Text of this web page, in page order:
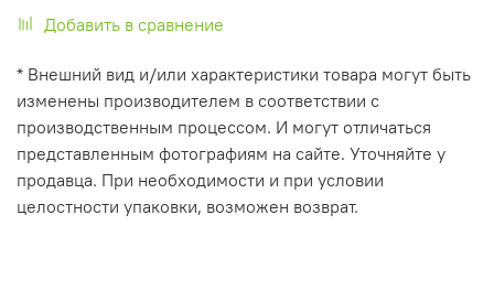
Добавить в сравнение
* Внешний вид и/или характеристики товара могут быть
изменены производителем в соответствии с
производственным процессом. И могут отличаться
представленным фотографиям на сайте. Уточняйте у
продавца. При необходимости и при условии
целостности упаковки, возможен возврат.